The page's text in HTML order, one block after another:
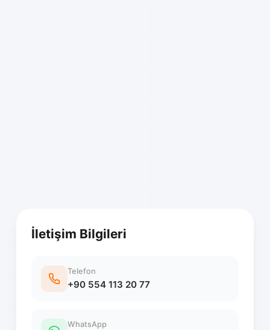
İletişim Bilgileri
Telefon
+90 554 113 20 77
WhatsApp